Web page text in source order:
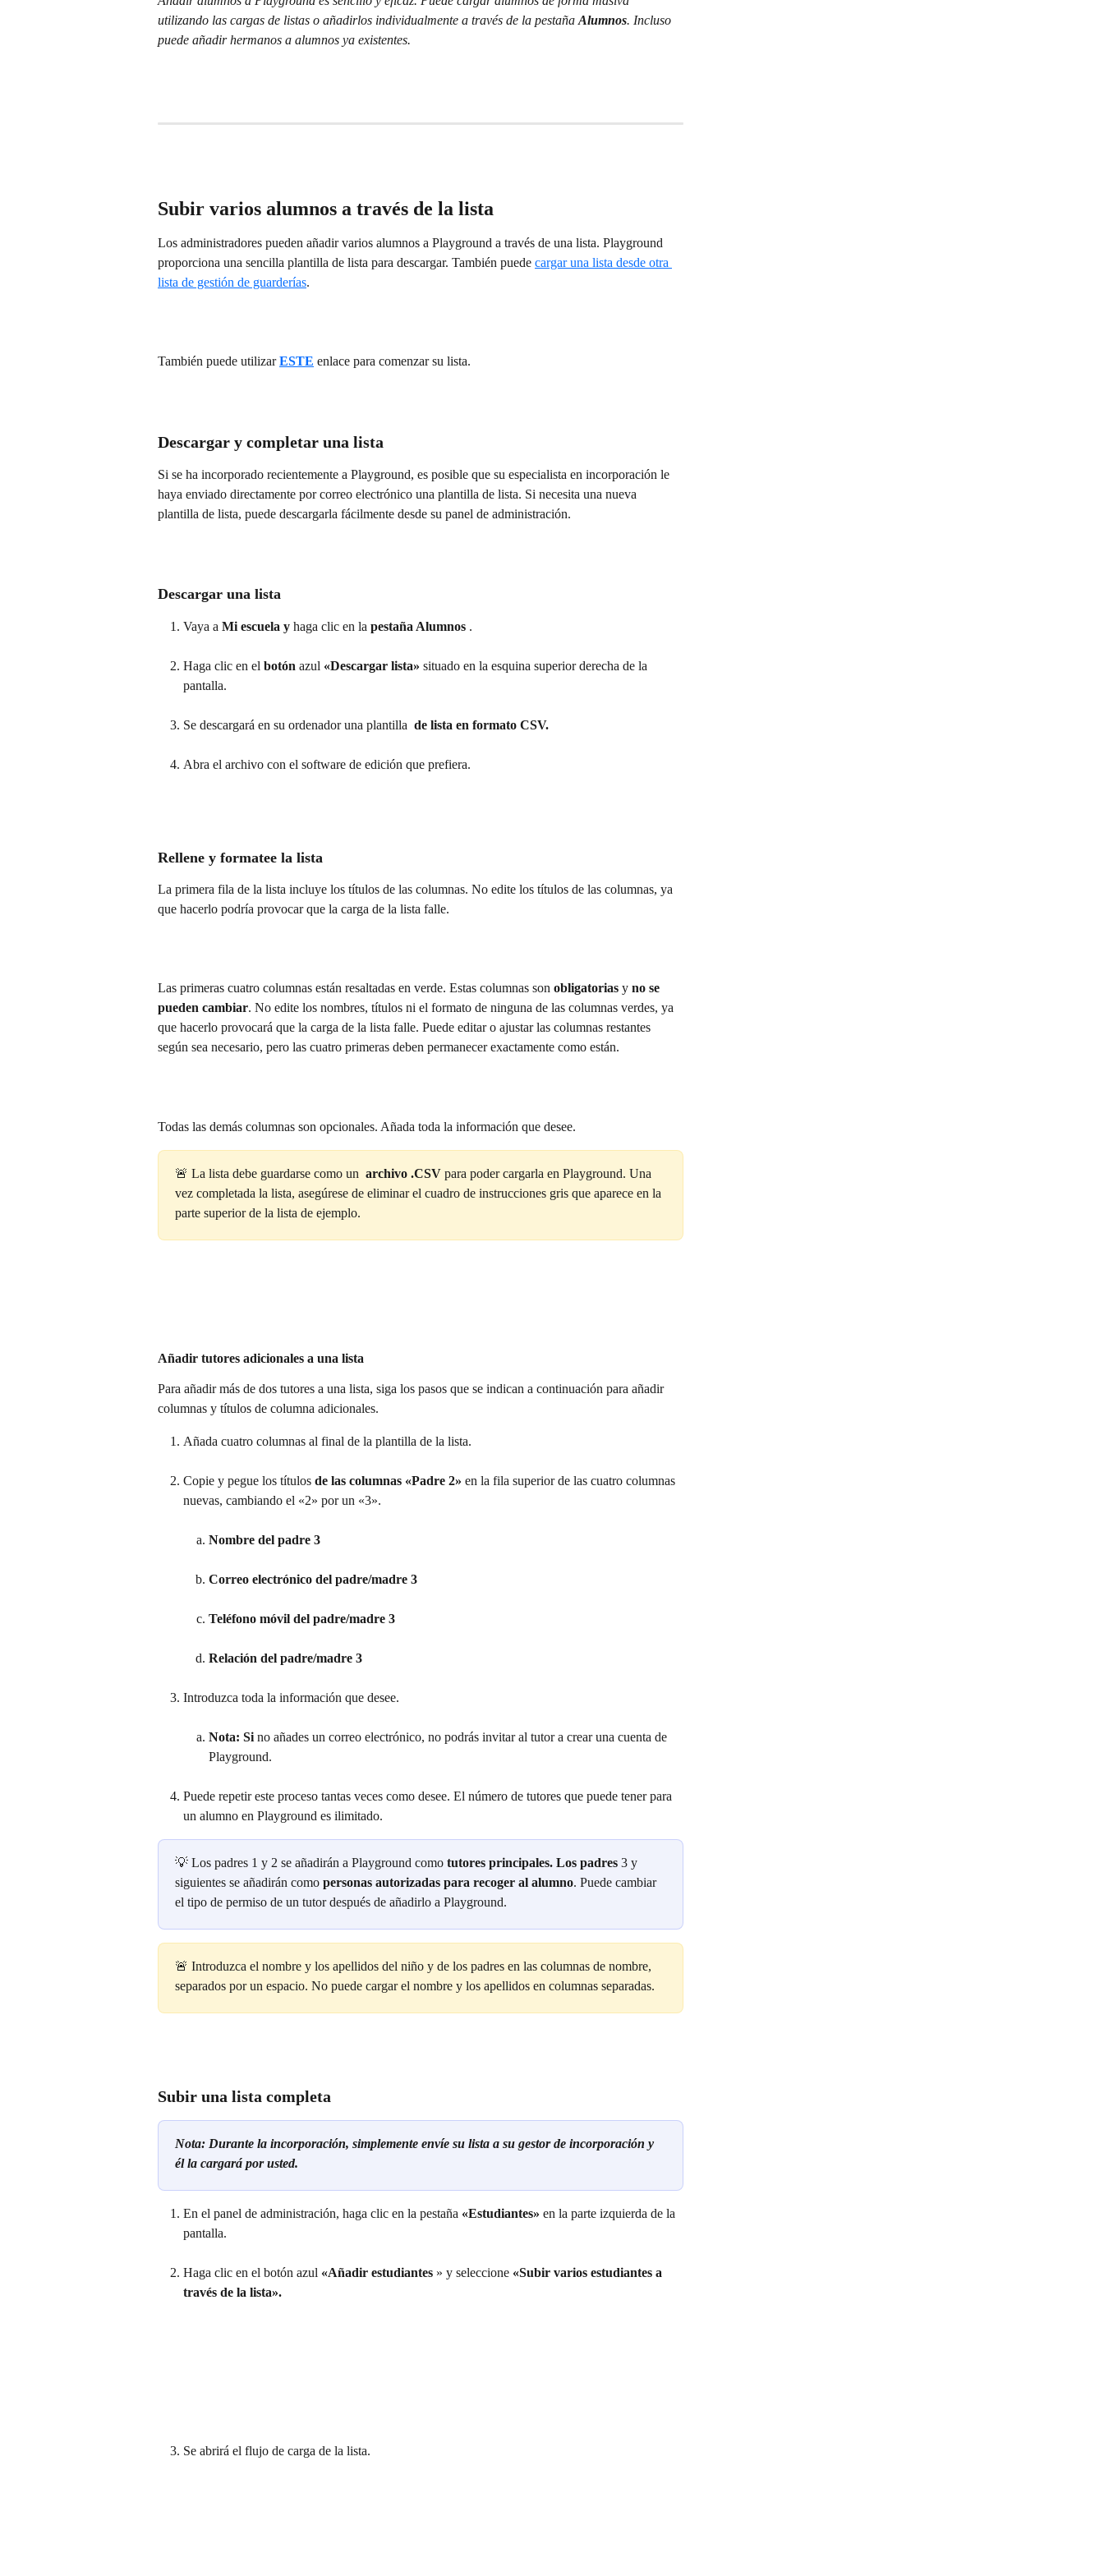
utilizando las cargas de listas o añadirlos individualmente a través de la pestaña Alumnos. Incluso
puede añadir hermanos a alumnos ya existentes.
Subir varios alumnos a través de la lista
Los administradores pueden añadir varios alumnos a Playground a través de una lista. Playground
proporciona una sencilla plantilla de lista para descargar. También puede cargar una lista desde otra
lista de gestión de guarderías.
También puede utilizar ESTE enlace para comenzar su lista.
Descargar y completar una lista
Si se ha incorporado recientemente a Playground, es posible que su especialista en incorporación le
haya enviado directamente por correo electrónico una plantilla de lista. Si necesita una nueva
plantilla de lista, puede descargarla fácilmente desde su panel de administración.
Descargar una lista
Vaya a Mi escuela y haga clic en la pestaña Alumnos .
Haga clic en el botón azul «Descargar lista» situado en la esquina superior derecha de la
pantalla.
Se descargará en su ordenador una plantilla de lista en formato CSV.
Abra el archivo con el software de edición que prefiera.
Rellene y formatee la lista
La primera fila de la lista incluye los títulos de las columnas. No edite los títulos de las columnas, ya
que hacerlo podría provocar que la carga de la lista falle.
Las primeras cuatro columnas están resaltadas en verde. Estas columnas son obligatorias y no se
pueden cambiar. No edite los nombres, títulos ni el formato de ninguna de las columnas verdes, ya
que hacerlo provocará que la carga de la lista falle. Puede editar o ajustar las columnas restantes
según sea necesario, pero las cuatro primeras deben permanecer exactamente como están.
Todas las demás columnas son opcionales. Añada toda la información que desee.
🚨 La lista debe guardarse como un archivo .CSV para poder cargarla en Playground. Una
vez completada la lista, asegúrese de eliminar el cuadro de instrucciones gris que aparece en la
parte superior de la lista de ejemplo.
Añadir tutores adicionales a una lista
Para añadir más de dos tutores a una lista, siga los pasos que se indican a continuación para añadir
columnas y títulos de columna adicionales.
Añada cuatro columnas al final de la plantilla de la lista.
Copie y pegue los títulos de las columnas «Padre 2» en la fila superior de las cuatro columnas
nuevas, cambiando el «2» por un «3».
Nombre del padre 3
Correo electrónico del padre/madre 3
Teléfono móvil del padre/madre 3
Relación del padre/madre 3
Introduzca toda la información que desee.
Nota: Si no añades un correo electrónico, no podrás invitar al tutor a crear una cuenta de
Playground.
Puede repetir este proceso tantas veces como desee. El número de tutores que puede tener para
un alumno en Playground es ilimitado.
💡 Los padres 1 y 2 se añadirán a Playground como tutores principales. Los padres 3 y
siguientes se añadirán como personas autorizadas para recoger al alumno. Puede cambiar
el tipo de permiso de un tutor después de añadirlo a Playground.
🚨 Introduzca el nombre y los apellidos del niño y de los padres en las columnas de nombre,
separados por un espacio. No puede cargar el nombre y los apellidos en columnas separadas.
Subir una lista completa
Nota: Durante la incorporación, simplemente envíe su lista a su gestor de incorporación y
él la cargará por usted.
En el panel de administración, haga clic en la pestaña «Estudiantes» en la parte izquierda de la
pantalla.
Haga clic en el botón azul «Añadir estudiantes » y seleccione «Subir varios estudiantes a
través de la lista».
Se abrirá el flujo de carga de la lista.